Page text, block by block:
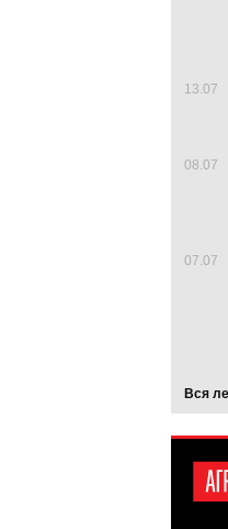
13.07
08.07
07.07
Вся